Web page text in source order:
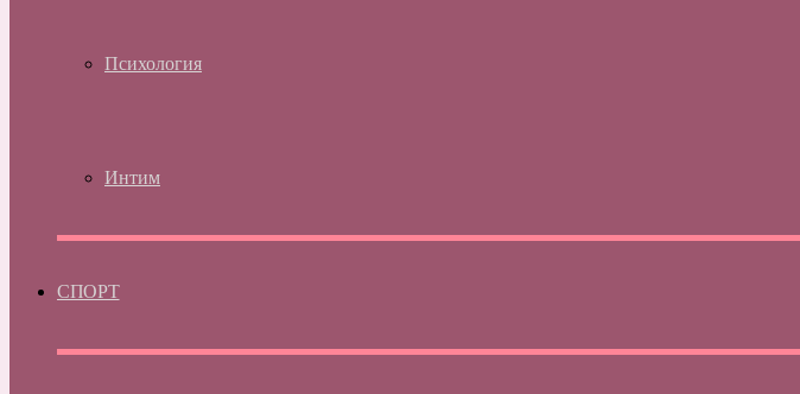
Психология
Интим
СПОРТ